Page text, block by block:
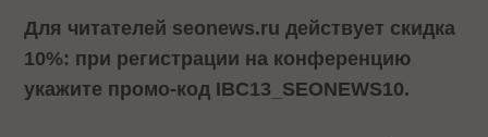
Для читателей seonews.ru действует скидка
10%: при регистрации на конференцию
укажите промо-код IBC13_ SEONEWS10.